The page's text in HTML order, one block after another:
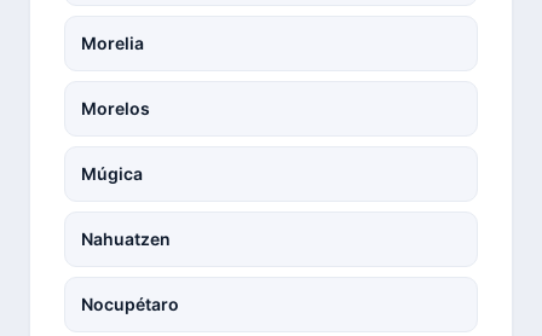
Morelia
Morelos
Múgica
Nahuatzen
Nocupétaro